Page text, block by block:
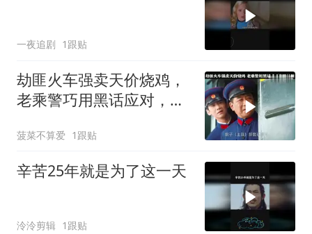
一夜追剧 1跟贴
劫匪火车强卖天价烧鸡，
老乘警巧用黑话应对，成
菠菜不算爱 1跟贴
辛苦25年就是为了这一天
泠泠剪辑 1跟贴